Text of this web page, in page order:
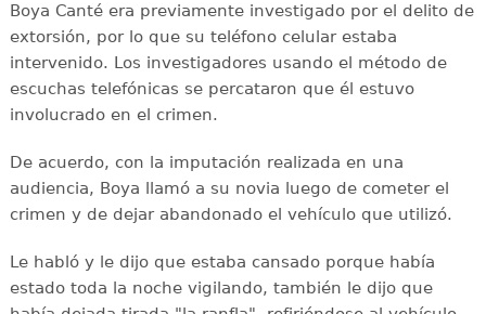
Boya Canté era previamente investigado por el delito de
extorsión, por lo que su teléfono celular estaba
intervenido. Los investigadores usando el método de
escuchas telefónicas se percataron que él estuvo
involucrado en el crimen.
De acuerdo, con la imputación realizada en una
audiencia, Boya llamó a su novia luego de cometer el
crimen y de dejar abandonado el vehículo que utilizó.
Le habló y le dijo que estaba cansado porque había
estado toda la noche vigilando, también le dijo que